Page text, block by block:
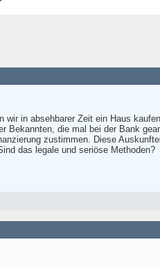
wir in absehbarer Zeit ein Haus
Bekannten, die mal bei der Bank
zustimmen. Diese
das legale und seriöse Methoden?